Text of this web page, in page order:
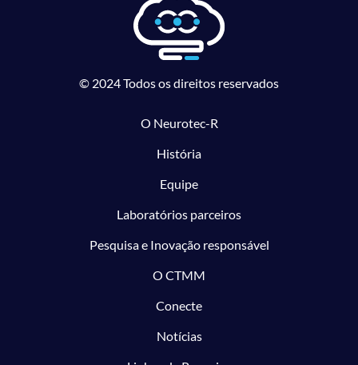
© 2024 Todos os direitos reservados
O Neurotec-R
História
Equipe
Laboratórios parceiros
Pesquisa e Inovação responsável
O CTMM
Conecte
Notícias